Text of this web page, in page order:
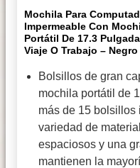
Mochila Para
Impermeable Con
Portátil De 17.3
Viaje O Trabajo – Negro
Bolsillos de gran
mochila portátil de
más de 15 bolsillos
variedad de
espaciosos y una
mantienen la